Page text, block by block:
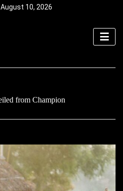
10, 2026
from Champion